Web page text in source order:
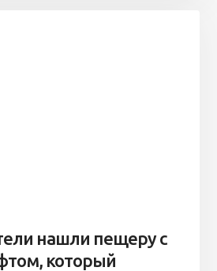
нашли пещеру с
который